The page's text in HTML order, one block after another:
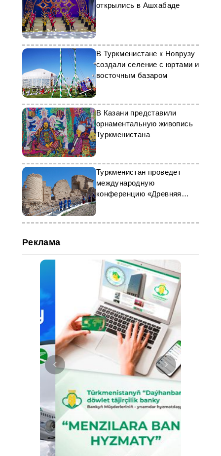
открылись в Ашхабаде
В Туркменистане к Новрузу
создали селение с юртами и
восточным базаром
В Казани представили
орнаментальную живопись
Туркменистана
Туркменистан проведет
международную
конференцию «Древняя
Анауская культура»
Реклама